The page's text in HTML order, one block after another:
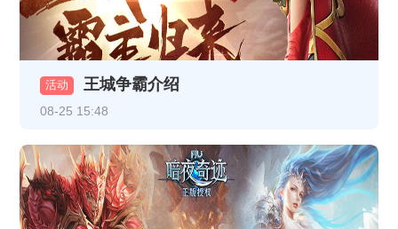
《龙破九天》1月13日10:00-12:00合服公告
《热血战纪》1月9日合服公告
《龙破九天》1月9日16:30-17:30更新维护公告
《龙破九天》1月5日10:00-12:00合服公告
《热血战纪》1月1日-1月3日线下返利
活动 王城争霸介绍
08-25 15:48